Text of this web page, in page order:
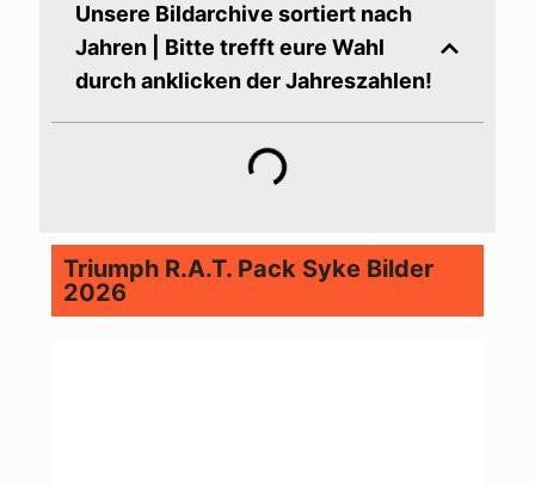
Unsere Bildarchive sortiert nach
Jahren | Bitte trefft eure Wahl
durch anklicken der Jahreszahlen!
Triumph R.A.T. Pack Syke Bilder
2026